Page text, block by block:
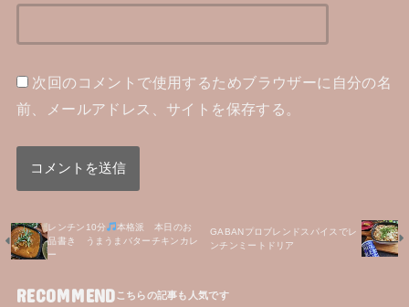
次回のコメントで使用するためブラウザーに自分の名
前、メールアドレス、サイトを保存する。
レンチン10分
本格派 本日のお
品書き うまうまバターチキンカレ
ー
GABANプロブレンドスパイスでレ
ンチンミートドリア
RECOMMEND